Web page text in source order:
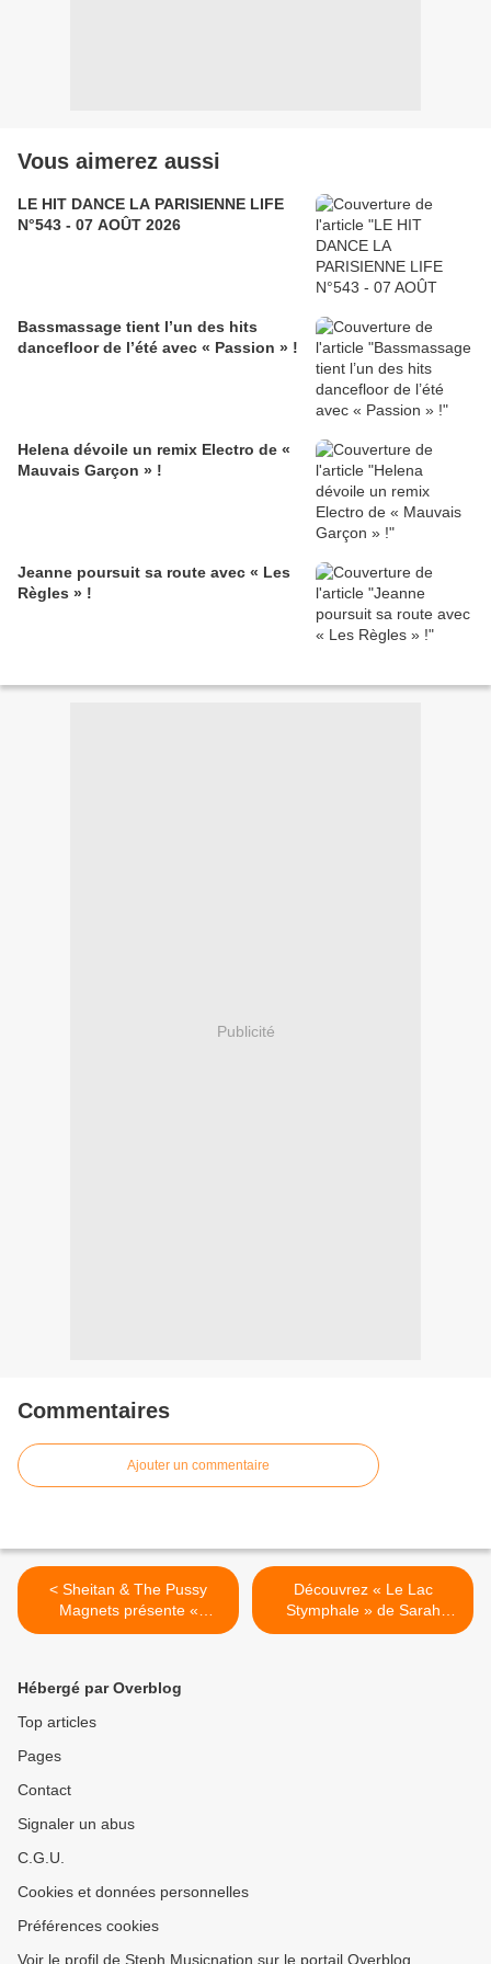
Vous aimerez aussi
LE HIT DANCE LA PARISIENNE LIFE
N°543 - 07 AOÛT 2026
Bassmassage tient l’un des hits
dancefloor de l’été avec « Passion » !
Helena dévoile un remix Electro de «
Mauvais Garçon » !
Jeanne poursuit sa route avec « Les
Règles » !
Publicité
Commentaires
Ajouter un commentaire
< Sheitan & The Pussy
Magnets présente «
Nothing To Be Said » !
Découvrez « Le Lac
Stymphale » de Sarah
Jeanne Ziegler ! >
Hébergé par Overblog
Top articles
Pages
Contact
Signaler un abus
C.G.U.
Cookies et données personnelles
Préférences cookies
Voir le profil de Steph Musicnation sur le portail Overblog